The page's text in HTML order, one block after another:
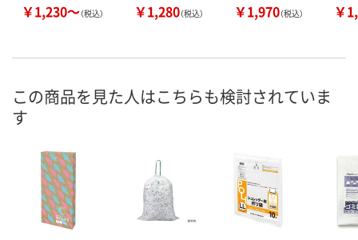
￥1,230～（税込） ￥1,280（税込） ￥1,970（税込） ￥
この商品を見た人はこちらも検討されていま
す